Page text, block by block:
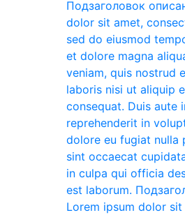
Подзаголовок
dolor sit amet,
sed do eiusmod
et dolore magna
veniam, quis nostrud
laboris nisi ut aliquip
consequat. Duis aute
reprehenderit in
dolore eu fugiat nulla
sint occaecat
in culpa qui officia
est laborum.
Lorem ipsum dolor